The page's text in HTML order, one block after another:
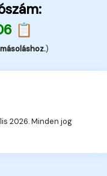
📋
)
2026. Minden jog